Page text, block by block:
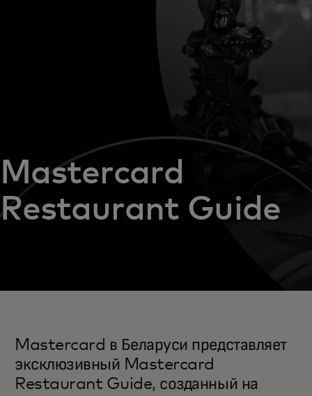
Mastercard
Restaurant Guide
Mastercard в Беларуси представляет
эксклюзивный Mastercard
Restaurant Guide, созданный на